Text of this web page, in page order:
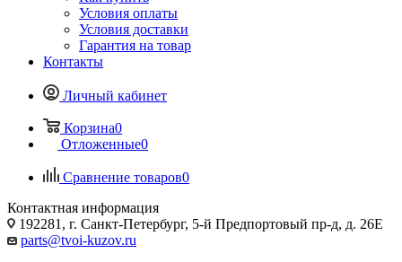
Условия оплаты
Условия доставки
Гарантия на товар
Контакты
Личный кабинет
Корзина0
Отложенные0
Сравнение товаров0
Контактная информация
192281, г. Санкт-Петербург, 5-й Предпортовый пр-д, д. 26Е
parts@tvoi-kuzov.ru